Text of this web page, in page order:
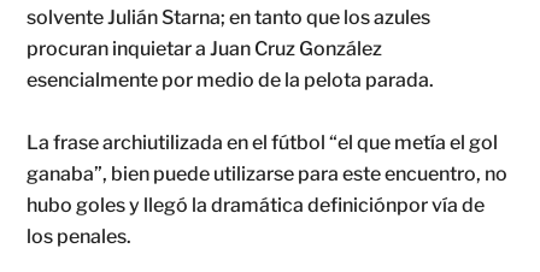
solvente Julián Starna; en tanto que los azules
procuran inquietar a Juan Cruz González
esencialmente por medio de la pelota parada.
La frase archiutilizada en el fútbol “el que metía el gol
ganaba”, bien puede utilizarse para este encuentro, no
hubo goles y llegó la dramática definiciónpor vía de
los penales.